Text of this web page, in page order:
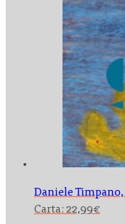
Daniele Timpano,
Carta: 22,99€